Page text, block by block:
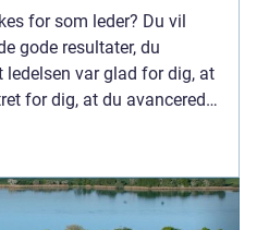
for som leder? Du vil
gode resultater, du
ledelsen var glad for dig, at
for dig, at du avancerede